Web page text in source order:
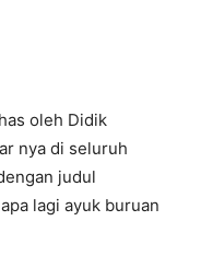
oleh Didik
nya di seluruh
judul
lagi ayuk buruan